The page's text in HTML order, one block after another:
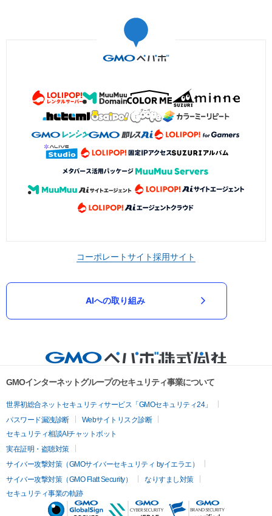
コーポレートサイト採用サイト
AIへの取り組み
GMOインターネットグループのセキュリティ事業について
世界初総合ネットセキュリティサービス「GMOセキュリティ24」
パスワード漏洩診断
Webサイトリスク診断
セキュリティ相談AIチャットボット
実在証明・盗聴対策
サイバー攻撃対策（GMOサイバーセキュリティ byイエラエ）
サイバー攻撃対策（GMO Flatt Security）
なりすまし対策
セキュリティ事業の軌跡